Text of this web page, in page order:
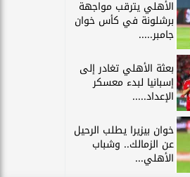
الأهلي يترقب مواجهة
برشلونة في كأس خوان
جامبر.....
بعثة الأهلي تغادر إلى
إسبانيا لبدء معسكر
الإعداد.....
خوان بيزيرا يطلب الرحيل
عن الزمالك.. وشباب
الأهلي...